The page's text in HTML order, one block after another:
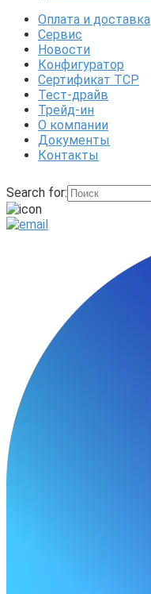
Оплата и доставка
Сервис
Новости
Конфигуратор
Сертификат ТСР
Тест-драйв
Трейд-ин
О компании
Документы
Контакты
Search for: